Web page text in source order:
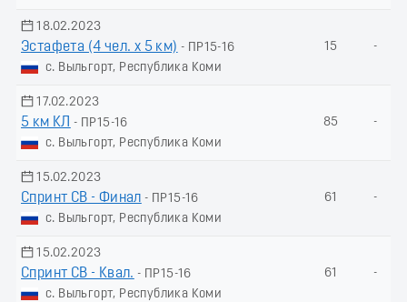
18.02.2023
Эстафета (4 чел. х 5 км) - ПР15-16
с. Выльгорт, Республика Коми
15 -
17.02.2023
5 км КЛ
- ПР15-16
с. Выльгорт, Республика Коми
85 -
15.02.2023
Спринт СВ - Финал - ПР15-16
с. Выльгорт, Республика Коми
61 -
15.02.2023
Спринт СВ - Квал. - ПР15-16
с. Выльгорт, Республика Коми
61 -